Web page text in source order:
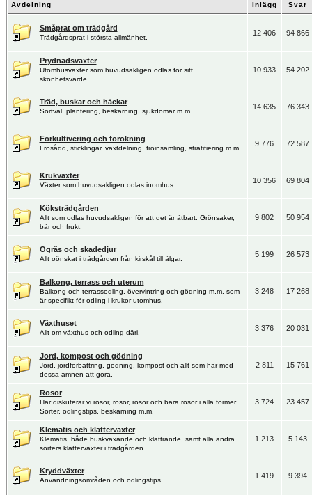
Avdelning Inlägg Svar
Småprat om trädgård
Trädgårdsprat i största allmänhet.
12 406 94 866
Prydnadsväxter
Utomhusväxter som huvudsakligen odlas för sitt
skönhetsvärde.
10 933 54 202
Träd, buskar och häckar
Sortval, plantering, beskärning, sjukdomar m.m.
14 635 76 343
Förkultivering och förökning
Frösådd, sticklingar, växtdelning, fröinsamling, stratifiering m.m.
9 776 72 587
Krukväxter
Växter som huvudsakligen odlas inomhus.
10 356 69 804
Köksträdgården
Allt som odlas huvudsakligen för att det är ätbart. Grönsaker,
bär och frukt.
9 802 50 954
Ogräs och skadedjur
Allt oönskat i trädgården från kirskål till älgar.
5 199 26 573
Balkong, terrass och uterum
Balkong och terrassodling, övervintring och gödning m.m. som
är specifikt för odling i krukor utomhus.
3 248 17 268
Växthuset
Allt om växthus och odling däri.
3 376 20 031
Jord, kompost och gödning
Jord, jordförbättring, gödning, kompost och allt som har med
dessa ämnen att göra.
2 811 15 761
Rosor
Här diskuterar vi rosor, rosor, rosor och bara rosor i alla former.
Sorter, odlingstips, beskärning m.m.
3 724 23 457
Klematis och klätterväxter
Klematis, både buskväxande och klättrande, samt alla andra
sorters klätterväxter i trädgården.
1 213 5 143
Kryddväxter
Användningsområden och odlingstips.
1 419 9 394